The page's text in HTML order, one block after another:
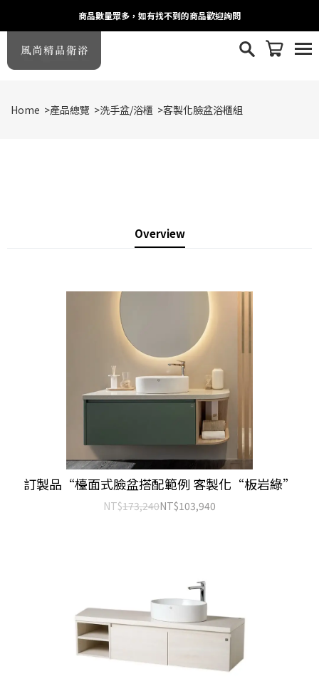
商品數量眾多，如有找不到的商品歡迎詢問
Home >產品總覽 >洗手盆/浴櫃 >客製化臉盆浴櫃組
Overview
訂製品“檯面式臉盆搭配範例 客製化“板岩綠”
NT$173,240NT$103,940